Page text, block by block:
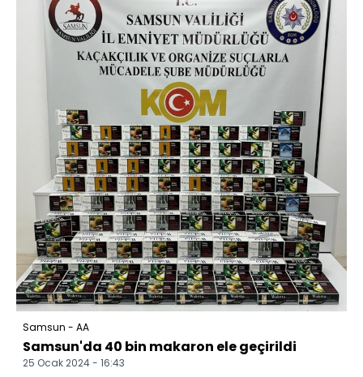
Samsun - AA
Samsun'da 40 bin makaron ele geçirildi
25 Ocak 2024 - 16:43